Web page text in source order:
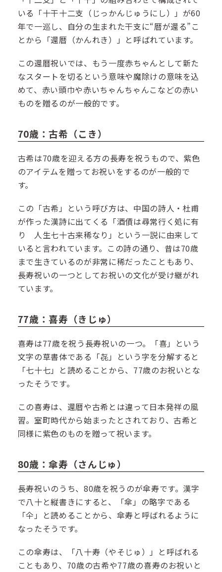
いる「十干十二支（じっかんじゅうにし）」が60
年で一巡し、自分の生まれた干支に“暦が還る”こ
とから「還暦（かんれき）」と呼ばれています。
この還暦祝いでは、もう一度赤ちゃんとして新た
なスタートを切るという意味や魔除けの意味を込
めて、赤い頭巾や赤いちゃんちゃんこなどの赤い
ものを贈るのが一般的です。
70歳：古希（こき）
古希は70歳を迎える方の長寿を祝うもので、紫色
のアイテムを贈ってお祝いをするのが一般的で
す。
この「古希」という呼び方は、中国の詩人・杜甫
が作った漢詩に出てくる「酒債は尋常行く処に有
り 人生七十古来稀なり」という一説に由来して
いると言われています。この詩の通り、昔は70歳
まで生きているのが非常に稀だったこともあり、
長寿祝いの一つとしてお祝いの文化が受け継がれ
ています。
77歳：喜寿（きじゅ）
喜寿は77歳を祝う長寿祝いの一つ。「喜」という
文字の草書体である「㐂」という字を分解すると
「七十七」と読めることから、77歳のお祝いとな
ったそうです。
この喜寿は、還暦や古希とは違って日本発祥の風
習。室町時代から始まったとされており、古希と
同様に紫色のものを贈って祝います。
80歳：傘寿（さんじゅ）
長寿祝いのうち、80歳を祝うのが傘寿です。漢字
で八十と縦書きにすると、「傘」の略字である
「仐」と読めることから、傘寿と呼ばれるように
なったそうです。
この傘寿は、「八十寿（やそじゅ）」と呼ばれる
こともあり、70歳の古希や77歳の喜寿のお祝いと